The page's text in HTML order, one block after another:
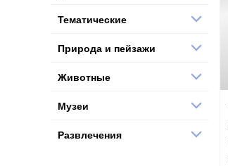
Тематические
Природа и пейзажи
Животные
Музеи
Развлечения